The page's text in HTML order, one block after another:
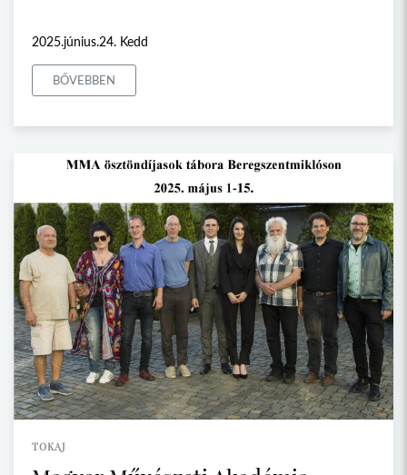
2025.június.24. Kedd
BŐVEBBEN
TOKAJ